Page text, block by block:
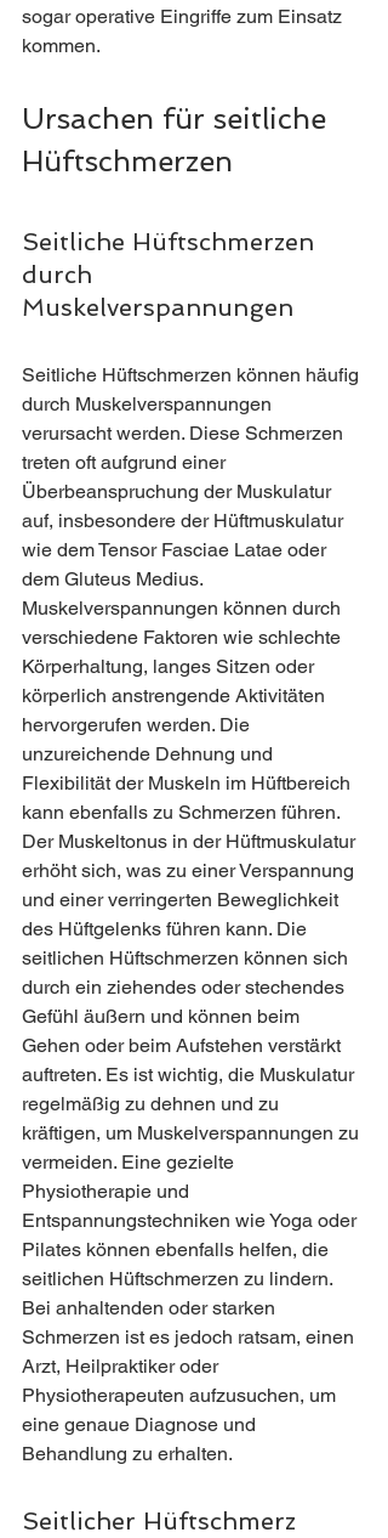
sogar operative Eingriffe zum Einsatz
kommen.
Ursachen für seitliche
Hüftschmerzen
Seitliche Hüftschmerzen
durch
Muskelverspannungen
Seitliche Hüftschmerzen können häufig
durch Muskelverspannungen
verursacht werden. Diese Schmerzen
treten oft aufgrund einer
Überbeanspruchung der Muskulatur
auf, insbesondere der Hüftmuskulatur
wie dem Tensor Fasciae Latae oder
dem Gluteus Medius.
Muskelverspannungen können durch
verschiedene Faktoren wie schlechte
Körperhaltung, langes Sitzen oder
körperlich anstrengende Aktivitäten
hervorgerufen werden. Die
unzureichende Dehnung und
Flexibilität der Muskeln im Hüftbereich
kann ebenfalls zu Schmerzen führen.
Der Muskeltonus in der Hüftmuskulatur
erhöht sich, was zu einer Verspannung
und einer verringerten Beweglichkeit
des Hüftgelenks führen kann. Die
seitlichen Hüftschmerzen können sich
durch ein ziehendes oder stechendes
Gefühl äußern und können beim
Gehen oder beim Aufstehen verstärkt
auftreten. Es ist wichtig, die Muskulatur
regelmäßig zu dehnen und zu
kräftigen, um Muskelverspannungen zu
vermeiden. Eine gezielte
Physiotherapie und
Entspannungstechniken wie Yoga oder
Pilates können ebenfalls helfen, die
seitlichen Hüftschmerzen zu lindern.
Bei anhaltenden oder starken
Schmerzen ist es jedoch ratsam, einen
Arzt, Heilpraktiker oder
Physiotherapeuten aufzusuchen, um
eine genaue Diagnose und
Behandlung zu erhalten.
Seitlicher Hüftschmerz